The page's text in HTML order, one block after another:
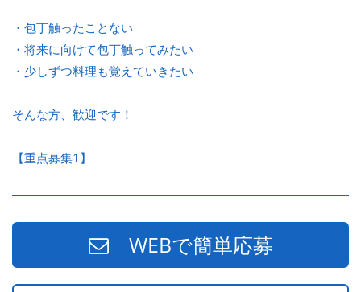
・包丁触ったことない
・将来に向けて包丁触ってみたい
・少しずつ料理も覚えていきたい
そんな方、歓迎です！
【重点募集1】
WEBで簡単応募